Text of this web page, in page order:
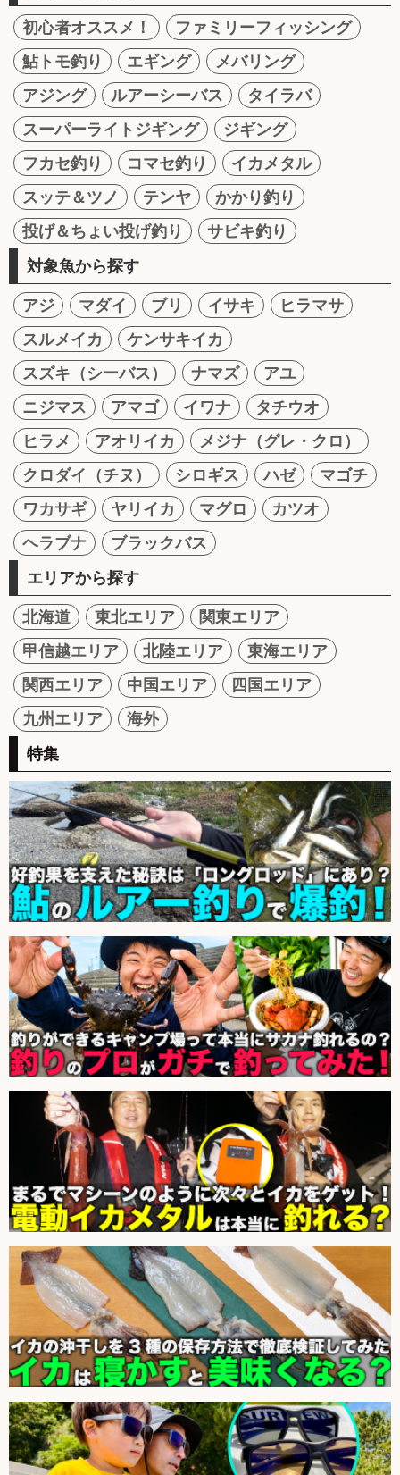
初心者オススメ！
ファミリーフィッシング
鮎トモ釣り
エギング
メバリング
アジング
ルアーシーバス
タイラバ
スーパーライトジギング
ジギング
フカセ釣り
コマセ釣り
イカメタル
スッテ＆ツノ
テンヤ
かかり釣り
投げ＆ちょい投げ釣り
サビキ釣り
対象魚から探す
アジ マダイ ブリ イサキ
ヒラマサ
スルメイカ
ケンサキイカ
スズキ（シーバス）
ナマズ
アユ
ニジマス
アマゴ イワナ
タチウオ
ヒラメ
アオリイカ
メジナ（グレ・クロ）
クロダイ（チヌ）
シロギス ハゼ
マゴチ
ワカサギ
ヤリイカ マグロ
カツオ
ヘラブナ
ブラックバス
エリアから探す
北海道 東北エリア
関東エリア
甲信越エリア
北陸エリア
東海エリア
関西エリア
中国エリア
四国エリア
九州エリア
海外
特集